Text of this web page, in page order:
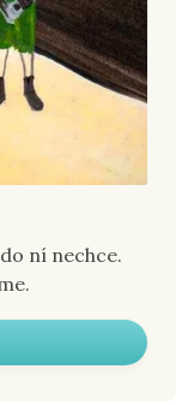
ní nechce.